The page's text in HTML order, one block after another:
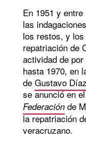
En 1951 y
las
los restos, y
repatriación de
actividad de
hasta 1970, en
de Gustavo
se anunció en
Federación de
la repatriación
veracruzano.